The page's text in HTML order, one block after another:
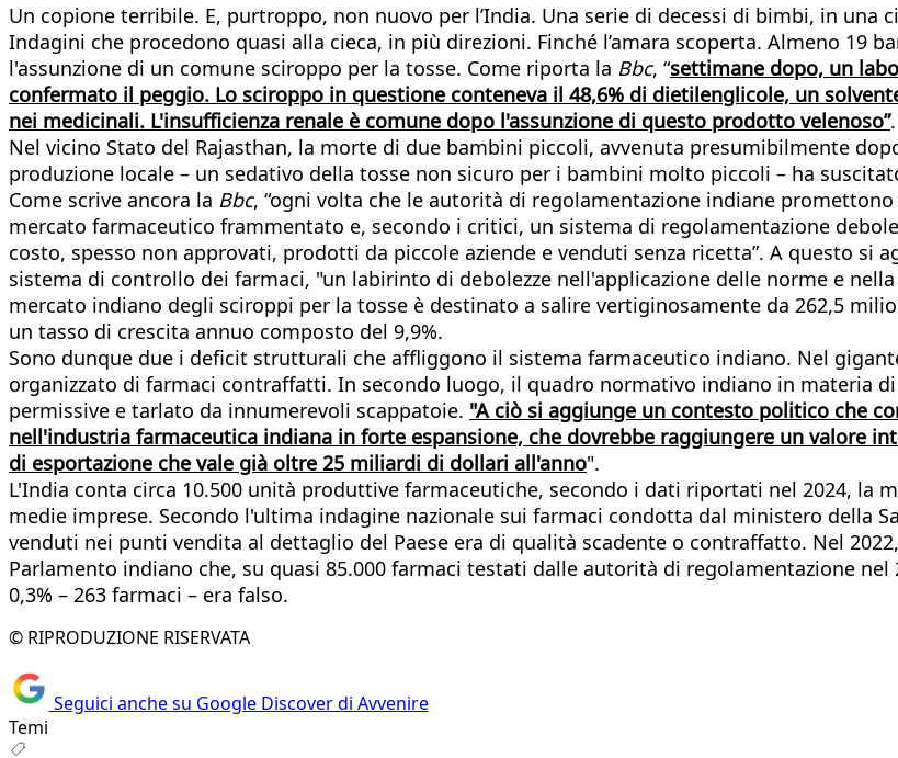
Un copione terribile. E, purtroppo, non nuovo per l’India. Una serie di decessi di bimbi, in una
Indagini che procedono quasi alla cieca, in più direzioni. Finché l’amara scoperta. Almeno 19
l'assunzione di un comune sciroppo per la tosse. Come riporta la Bbc, “settimane dopo, un
confermato il peggio. Lo sciroppo in questione conteneva il 48,6% di dietilenglicole, un
nei medicinali. L'insufficienza renale è comune dopo l'assunzione di questo prodotto velenoso”
Nel vicino Stato del Rajasthan, la morte di due bambini piccoli, avvenuta presumibilmente
produzione locale – un sedativo della tosse non sicuro per i bambini molto piccoli – ha
Come scrive ancora la Bbc, “ogni volta che le autorità di regolamentazione indiane
mercato farmaceutico frammentato e, secondo i critici, un sistema di regolamentazione
costo, spesso non approvati, prodotti da piccole aziende e venduti senza ricetta”. A questo
sistema di controllo dei farmaci, "un labirinto di debolezze nell'applicazione delle norme e
mercato indiano degli sciroppi per la tosse è destinato a salire vertiginosamente da 262,5
un tasso di crescita annuo composto del 9,9%.
Sono dunque due i deficit strutturali che affliggono il sistema farmaceutico indiano. Nel
organizzato di farmaci contraffatti. In secondo luogo, il quadro normativo indiano in materia
permissive e tarlato da innumerevoli scappatoie. "A ciò si aggiunge un contesto politico che
nell'industria farmaceutica indiana in forte espansione, che dovrebbe raggiungere un valore
di esportazione che vale già oltre 25 miliardi di dollari all'anno".
L'India conta circa 10.500 unità produttive farmaceutiche, secondo i dati riportati nel 2024, la
medie imprese. Secondo l'ultima indagine nazionale sui farmaci condotta dal ministero della
venduti nei punti vendita al dettaglio del Paese era di qualità scadente o contraffatto. Nel
Parlamento indiano che, su quasi 85.000 farmaci testati dalle autorità di regolamentazione
0,3% – 263 farmaci – era falso.
© RIPRODUZIONE RISERVATA
Seguici anche su Google Discover di Avvenire
Temi